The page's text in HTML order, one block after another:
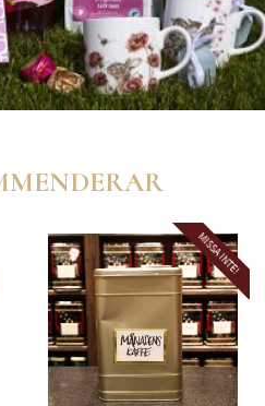
MISSA INTE!